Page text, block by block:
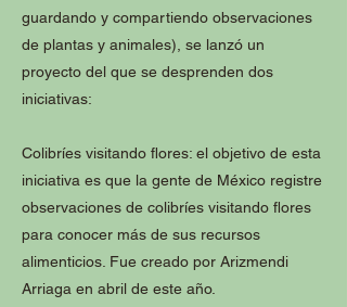
guardando y compartiendo observaciones
de plantas y animales), se lanzó un
proyecto del que se desprenden dos
iniciativas:
Colibríes visitando flores: el objetivo de esta
iniciativa es que la gente de México registre
observaciones de colibríes visitando flores
para conocer más de sus recursos
alimenticios. Fue creado por Arizmendi
Arriaga en abril de este año.